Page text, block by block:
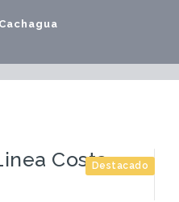
CostaDestacado